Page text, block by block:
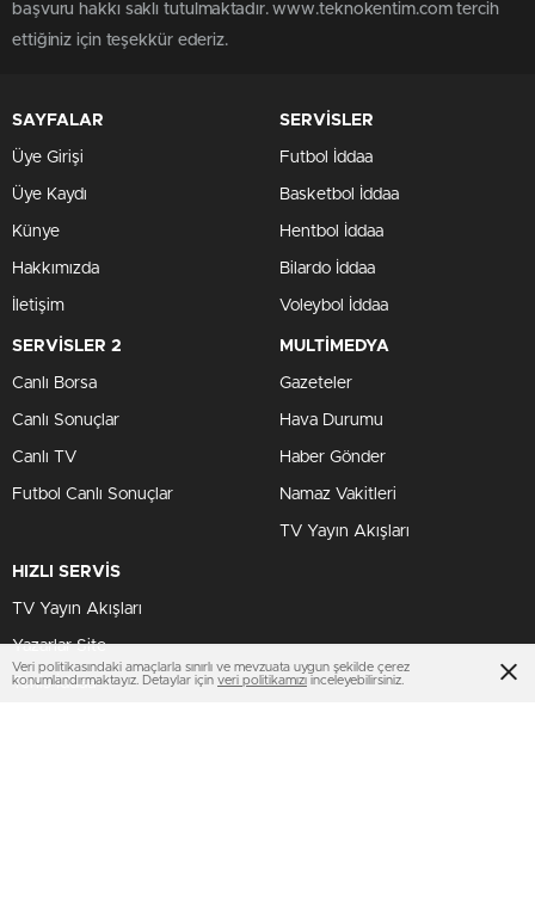
başvuru hakkı saklı tutulmaktadır. www.teknokentim.com tercih
ettiğiniz için teşekkür ederiz.
SAYFALAR
Üye Girişi
Üye Kaydı
Künye
Hakkımızda
İletişim
SERVİSLER
Futbol İddaa
Basketbol İddaa
Hentbol İddaa
Bilardo İddaa
Voleybol İddaa
SERVİSLER 2
Canlı Borsa
Canlı Sonuçlar
Canlı TV
Futbol Canlı Sonuçlar
MULTİMEDYA
Gazeteler
Hava Durumu
Haber Gönder
Namaz Vakitleri
TV Yayın Akışları
HIZLI SERVİS
TV Yayın Akışları
Yazarlar Site
Tenis İddaa
Veri politikasındaki amaçlarla sınırlı ve mevzuata uygun şekilde çerez
konumlandırmaktayız. Detaylar için veri politikamızı inceleyebilirsiniz.